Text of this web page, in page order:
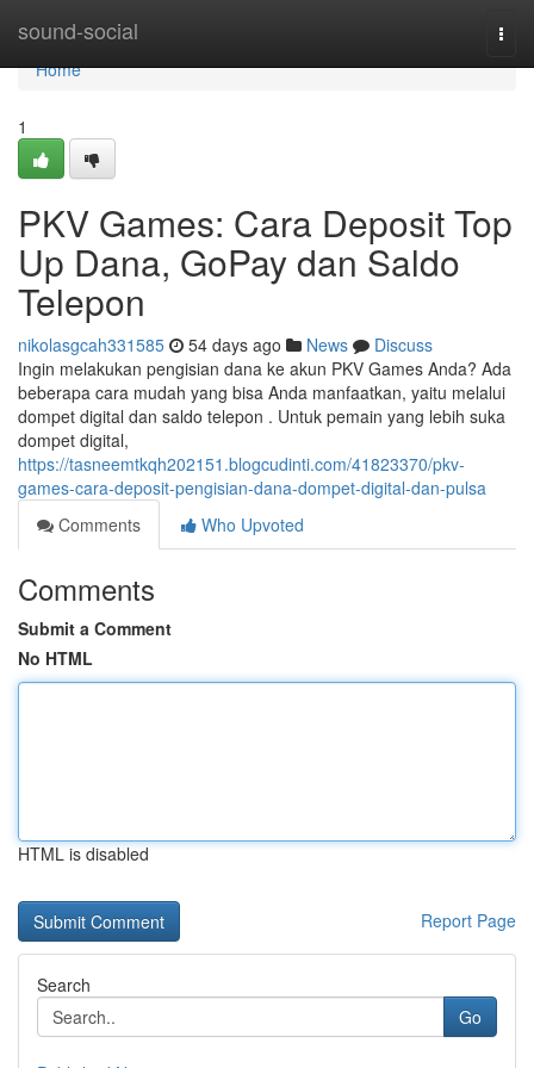
sound-social
Home
Home
1
PKV Games: Cara Deposit Top
Up Dana, GoPay dan Saldo
Telepon
nikolasgcah331585 54 days ago News
Discuss
Ingin melakukan pengisian dana ke akun PKV Games Anda? Ada
beberapa cara mudah yang bisa Anda manfaatkan, yaitu melalui
dompet digital dan saldo telepon . Untuk pemain yang lebih suka
dompet digital,
https://tasneemtkqh202151.blogcudinti.com/41823370/pkv-
games-cara-deposit-pengisian-dana-dompet-digital-dan-pulsa
Comments
Who Upvoted
Comments
Submit a Comment
No HTML
HTML is disabled
Report Page
Search
Go